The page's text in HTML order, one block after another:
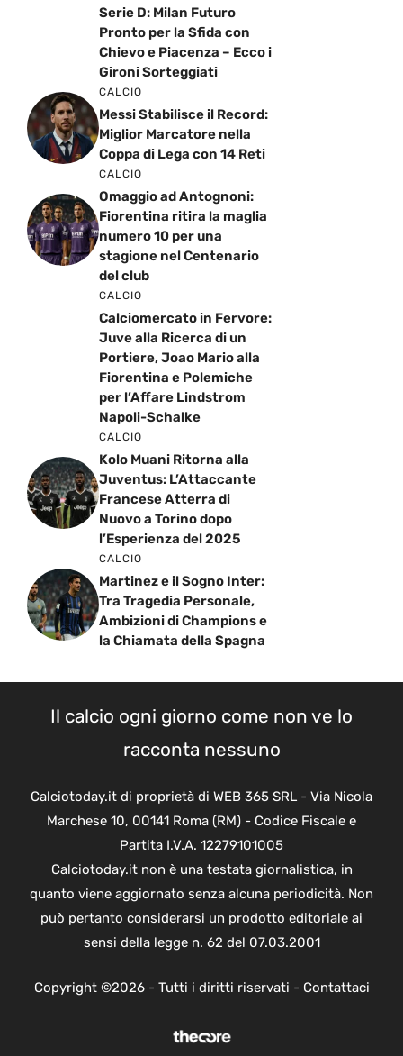
Serie D: Milan Futuro
Pronto per la Sfida con
Chievo e Piacenza – Ecco i
Gironi Sorteggiati
CALCIO
Messi Stabilisce il Record:
Miglior Marcatore nella
Coppa di Lega con 14 Reti
CALCIO
Omaggio ad Antognoni:
Fiorentina ritira la maglia
numero 10 per una
stagione nel Centenario
del club
CALCIO
Calciomercato in Fervore:
Juve alla Ricerca di un
Portiere, Joao Mario alla
Fiorentina e Polemiche
per l’Affare Lindstrom
Napoli-Schalke
CALCIO
Kolo Muani Ritorna alla
Juventus: L’Attaccante
Francese Atterra di
Nuovo a Torino dopo
l’Esperienza del 2025
CALCIO
Martinez e il Sogno Inter:
Tra Tragedia Personale,
Ambizioni di Champions e
la Chiamata della Spagna
Il calcio ogni giorno come non ve lo
racconta nessuno
Calciotoday.it di proprietà di WEB 365 SRL - Via Nicola
Marchese 10, 00141 Roma (RM) - Codice Fiscale e
Partita I.V.A. 12279101005
Calciotoday.it non è una testata giornalistica, in
quanto viene aggiornato senza alcuna periodicità. Non
può pertanto considerarsi un prodotto editoriale ai
sensi della legge n. 62 del 07.03.2001
Copyright ©2026 - Tutti i diritti riservati - Contattaci